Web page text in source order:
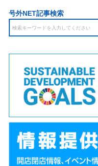
号外NET記事検索